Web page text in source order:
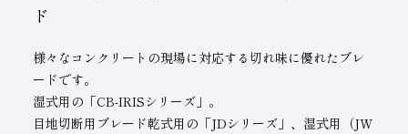
ド
様々なコンクリートの現場に対応する切れ味に優れたブレ
ードです。
湿式用の 「CB-IRISシリーズ」 。
目地切断用ブレード乾式用の「JDシリーズ」、湿式用（JW